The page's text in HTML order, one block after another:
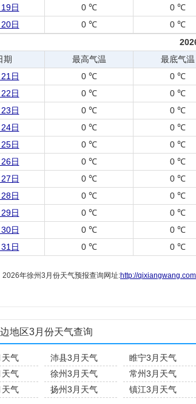
日
0 ℃
0 ℃
日
0 ℃
0 ℃
期
最高气温 最底气温
日
0 ℃
0 ℃
日
0 ℃
0 ℃
日
0 ℃
0 ℃
日
0 ℃
0 ℃
日
0 ℃
0 ℃
日
0 ℃
0 ℃
日
0 ℃
0 ℃
日
0 ℃
0 ℃
日
0 ℃
0 ℃
日
0 ℃
0 ℃
日
0 ℃ 0 ℃
2026年徐州3月份天气预报查询网址:http://
地区3月份天气查询
天气 沛县3月天气 睢宁3月天气
天气
徐州3月天气 常州3月天气
天气
扬州3月天气 镇江3月天气